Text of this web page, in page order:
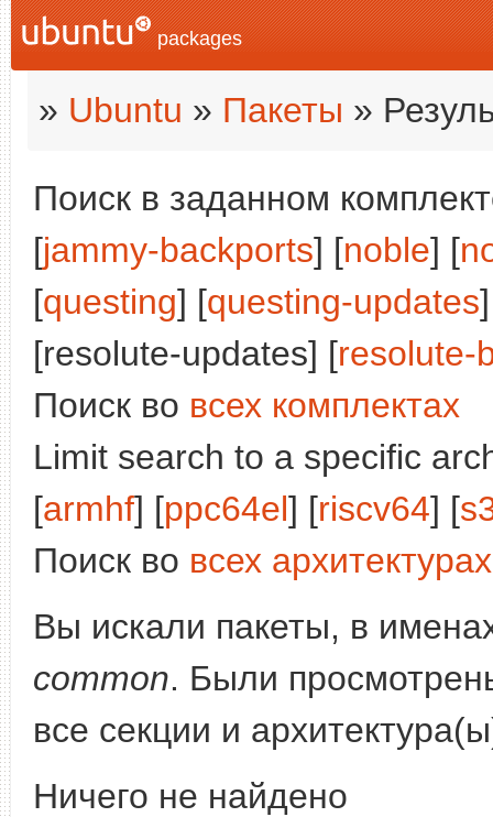
packages
» Ubuntu » Пакеты »
Поиск в заданном
[jammy-backports] [noble] [
[questing] [questing-updates
[resolute-updates] [resolute-
Поиск во всех комплектах
Limit search to a specific
[armhf] [ppc64el] [riscv64] [
Поиск во всех архитектурах
Вы искали пакеты, в
common. Были
все секции и
Ничего не найдено